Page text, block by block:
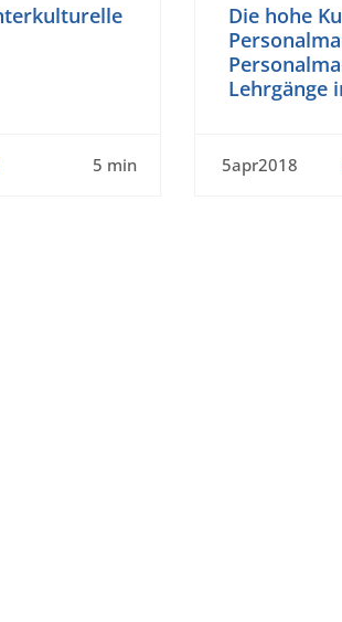
5 min
Die hohe
Lehrgänge
5apr2018